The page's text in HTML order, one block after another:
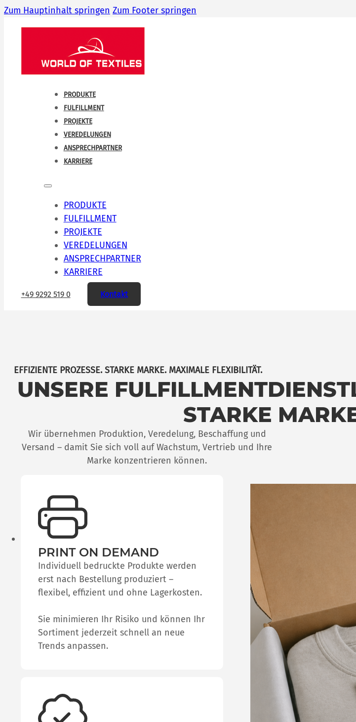
Zum Hauptinhalt springen Zum Footer springen
PRODUKTE
FULFILLMENT
PROJEKTE
VEREDELUNGEN
ANSPRECHPARTNER
KARRIERE
PRODUKTE
FULFILLMENT
PROJEKTE
VEREDELUNGEN
ANSPRECHPARTNER
KARRIERE
+49 9292 519 0 Kontakt
EFFIZIENTE PROZESSE. STARKE MARKE. MAXIMALE FLEXIBILITÄT.
UNSERE
STARKE
Wir übernehmen Produktion, Veredelung, Beschaffung und
Versand – damit Sie sich voll auf Wachstum, Vertrieb und Ihre
Marke konzentrieren können.
PRINT ON DEMAND
Individuell bedruckte Produkte werden
erst nach Bestellung produziert –
flexibel, effizient und ohne Lagerkosten.
Sie minimieren Ihr Risiko und können Ihr
Sortiment jederzeit schnell an neue
Trends anpassen.